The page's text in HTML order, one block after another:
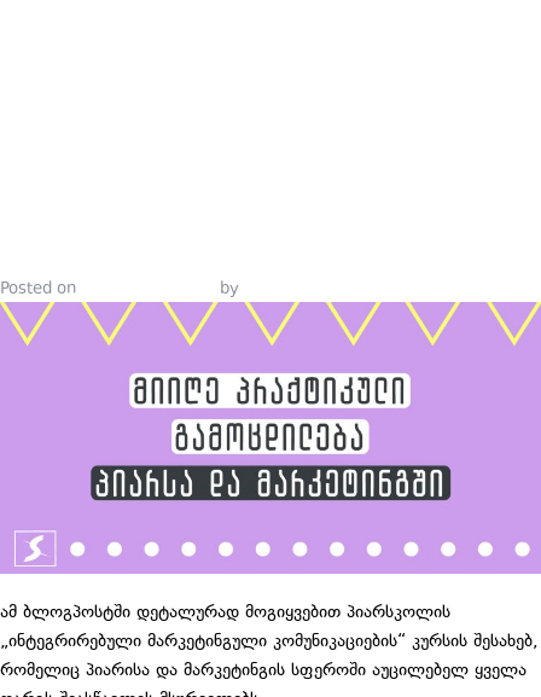
Posted on by
ამ ბლოგპოსტში დეტალურად მოგიყვებით პიარსკოლის
„ინტეგრირებული მარკეტინგული კომუნიკაციების“ კურსის შესახებ,
რომელიც პიარისა და მარკეტინგის სფეროში აუცილებელ ყველა